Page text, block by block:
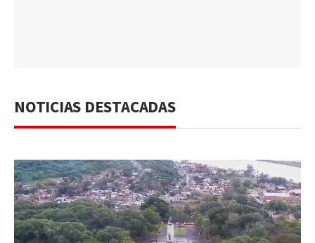
NOTICIAS DESTACADAS